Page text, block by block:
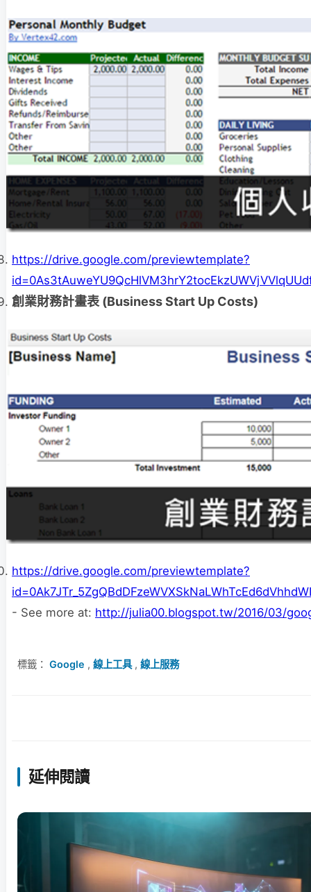
https://drive.google.com/previewtemplate?
創業財務計畫表 (Business Start Up Costs)
https://drive.google.com/previewtemplate?
- See more at: http://julia00.blogspot.tw/2016/03/
標籤： Google , 線上工具, 線上服務
延伸閱讀